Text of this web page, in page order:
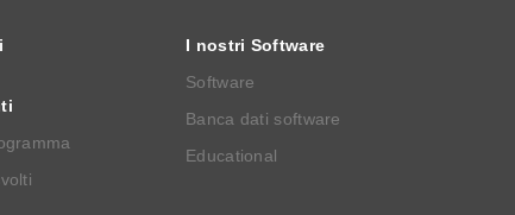
I nostri Software
Software
Banca dati software
Educational